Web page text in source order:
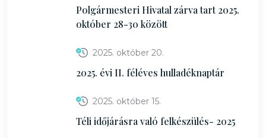
Polgármesteri Hivatal zárva tart 2025.
október 28-30 között
2025. október 20.
2025. évi II. féléves hulladéknaptár
2025. október 15.
Téli időjárásra való felkészülés- 2025